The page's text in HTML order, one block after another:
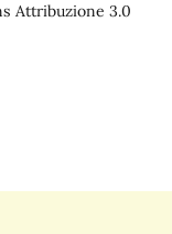
Attribuzione 3.0